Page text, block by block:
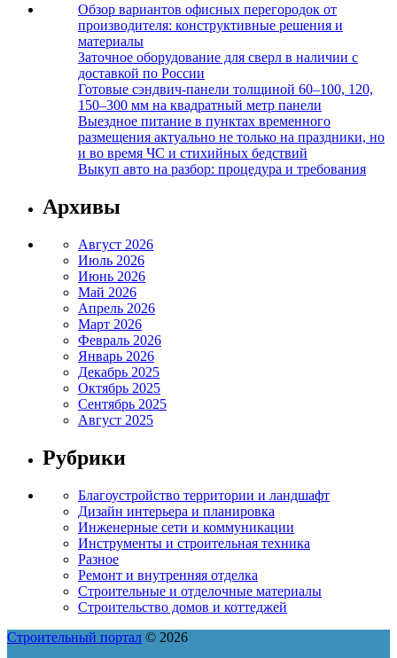
Обзор вариантов офисных перегородок от
производителя: конструктивные решения и
материалы
Заточное оборудование для сверл в наличии с
доставкой по России
Готовые сэндвич-панели толщиной 60–100, 120,
150–300 мм на квадратный метр панели
Выездное питание в пунктах временного
размещения актуально не только на праздники, но
и во время ЧС и стихийных бедствий
Выкуп авто на разбор: процедура и требования
Архивы
Август 2026
Июль 2026
Июнь 2026
Май 2026
Апрель 2026
Март 2026
Февраль 2026
Январь 2026
Декабрь 2025
Октябрь 2025
Сентябрь 2025
Август 2025
Рубрики
Благоустройство территории и ландшафт
Дизайн интерьера и планировка
Инженерные сети и коммуникации
Инструменты и строительная техника
Разное
Ремонт и внутренняя отделка
Строительные и отделочные материалы
Строительство домов и коттеджей
Строительный портал © 2026